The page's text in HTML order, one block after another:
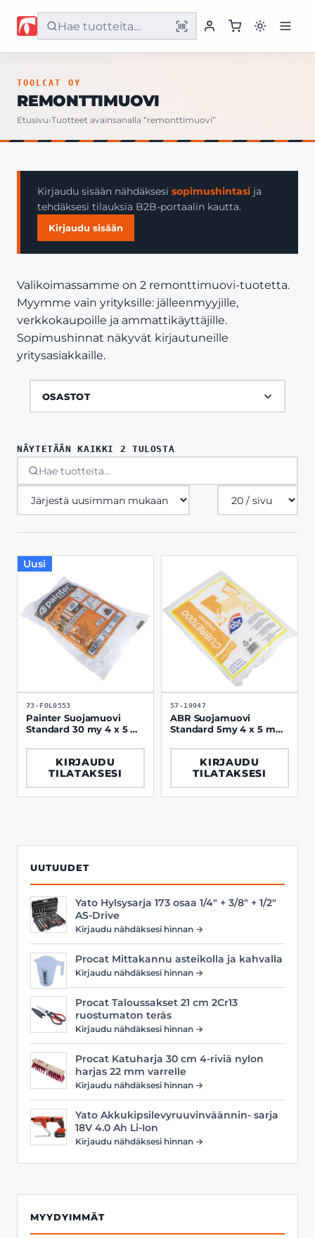
Etusivu
Yritys
Yhteystiedot
TOOLCAT OY
REMONTTIMUOVI
Etusivu›Tuotteet avainsanalla “remonttimuovi”
Kirjaudu sisään nähdäksesi sopimushintasi ja
tehdäksesi tilauksia B2B-portaalin kautta.
Kirjaudu sisään
Valikoimassamme on 2 remonttimuovi-tuotetta.
Myymme vain yrityksille: jälleenmyyjille,
verkkokaupoille ja ammattikäyttäjille.
Sopimushinnat näkyvät kirjautuneille
yritysasiakkaille.
OSASTOT
UUTUUDET
Yato Hylsysarja 173 osaa 1/4" + 3/8" + 1/2"
AS-Drive
Kirjaudu nähdäksesi hinnan →
Procat Mittakannu asteikolla ja kahvalla
Kirjaudu nähdäksesi hinnan →
Procat Taloussakset 21 cm 2Cr13
ruostumaton teräs
Kirjaudu nähdäksesi hinnan →
Procat Katuharja 30 cm 4-riviä nylon
harjas 22 mm varrelle
Kirjaudu nähdäksesi hinnan →
Yato Akkukipsilevyruuvinväännin- sarja
18V 4.0 Ah Li-Ion
Kirjaudu nähdäksesi hinnan →
MYYDYIMMÄT
NÄYTETÄÄN KAIKKI 2 TULOSTASORTED
Tuotteita
sivulla
Uusi
73-FOL0553
Painter Suojamuovi
Standard 30 my 4 x 5 m
KIRJAUDU
TILATAKSESI
57-19947
ABR Suojamuovi
Standard 5my 4 x 5 m
KIRJAUDU
TILATAKSESI